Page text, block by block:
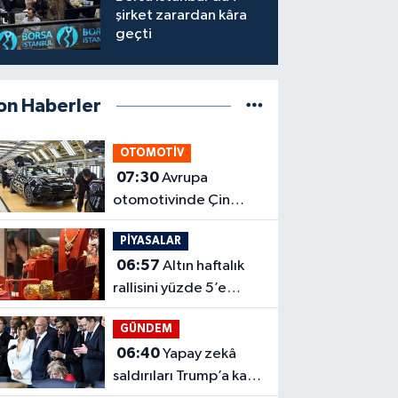
şirket zarardan kâra
geçti
Haberler
OTOMOTİV
07:30Avrupa
otomotivinde Çin
ortaklığı dönemi
başlıyor
PİYASALAR
06:57 Altın haftalık
rallisini yüzde 5’e
taşıdı
GÜNDEM
06:40Yapay zekâ
saldırıları Trump’a karşı